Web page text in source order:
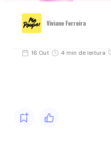
Viviane Ferreira
16 Out 4 min de leitura